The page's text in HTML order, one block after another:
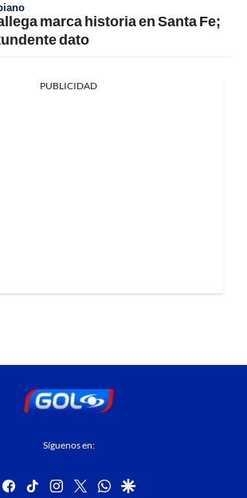
marca historia en Santa Fe;
dato
PUBLICIDAD
Síguenos en:
facebook
tiktok instagram
twitterwhatsapp
google